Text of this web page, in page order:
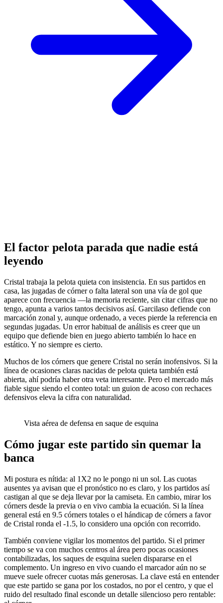
El factor pelota parada que nadie está
leyendo
Cristal trabaja la pelota quieta con insistencia. En sus partidos en
casa, las jugadas de córner o falta lateral son una vía de gol que
aparece con frecuencia —la memoria reciente, sin citar cifras que no
tengo, apunta a varios tantos decisivos así. Garcilaso defiende con
marcación zonal y, aunque ordenado, a veces pierde la referencia en
segundas jugadas. Un error habitual de análisis es creer que un
equipo que defiende bien en juego abierto también lo hace en
estático. Y no siempre es cierto.
Muchos de los córners que genere Cristal no serán inofensivos. Si la
línea de ocasiones claras nacidas de pelota quieta también está
abierta, ahí podría haber otra veta interesante. Pero el mercado más
fiable sigue siendo el conteo total: un guion de acoso con rechaces
defensivos eleva la cifra con naturalidad.
Vista aérea de defensa en saque de esquina
Cómo jugar este partido sin quemar la
banca
Mi postura es nítida: al 1X2 no le pongo ni un sol. Las cuotas
ausentes ya avisan que el pronóstico no es claro, y los partidos así
castigan al que se deja llevar por la camiseta. En cambio, mirar los
córners desde la previa o en vivo cambia la ecuación. Si la línea
general está en 9.5 córners totales o el hándicap de córners a favor
de Cristal ronda el -1.5, lo considero una opción con recorrido.
También conviene vigilar los momentos del partido. Si el primer
tiempo se va con muchos centros al área pero pocas ocasiones
contabilizadas, los saques de esquina suelen dispararse en el
complemento. Un ingreso en vivo cuando el marcador aún no se
mueve suele ofrecer cuotas más generosas. La clave está en entender
que este partido se gana por los costados, no por el centro, y que el
ruido del resultado final esconde un detalle silencioso pero rentable: